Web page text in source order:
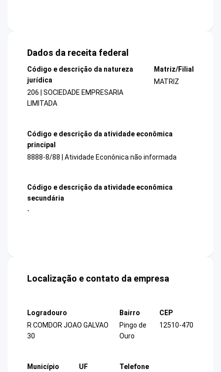
Dados da receita federal
Código e descrição da natureza
jurídica
206 | SOCIEDADE EMPRESARIA
LIMITADA
Matriz/Filial
MATRIZ
Código e descrição da atividade econômica
principal
8888-8/88 | Atividade Econônica não informada
Código e descrição da atividade econômica
secundária
-
Localização e contato da empresa
Logradouro
R COMDOR JOAO GALVAO
30
Bairro
Pingo de
Ouro
CEP
12510-470
Município
UF
Telefone